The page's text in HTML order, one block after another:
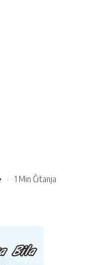
1 Min Čitanja